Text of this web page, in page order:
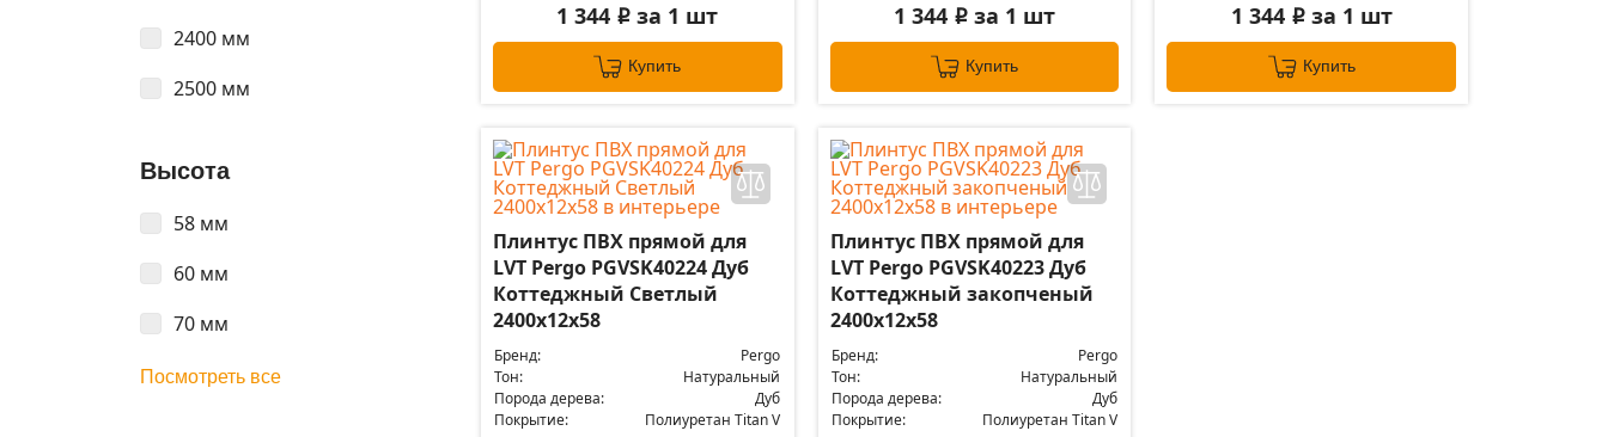
2400 мм
2500 мм
Высота
58 мм
60 мм
70 мм
Посмотреть все
1 344 i за 1 шт
Купить
1 344 iза 1 шт
Купить
1 344 iза 1 шт
Купить
Плинтус ПВХ прямой для
LVT Pergo PGVSK40224 Дуб
Коттеджный Светлый
2400х12х58
Бренд:
Pergo
Тон:
Натуральный
Порода дерева:
Дуб
Покрытие:
Полиуретан Titan V
Плинтус ПВХ прямой для
LVT Pergo PGVSK40223 Дуб
Коттеджный закопченый
2400х12х58
Бренд:
Pergo
Тон:
Натуральный
Порода дерева:
Дуб
Покрытие:
Полиуретан Titan V